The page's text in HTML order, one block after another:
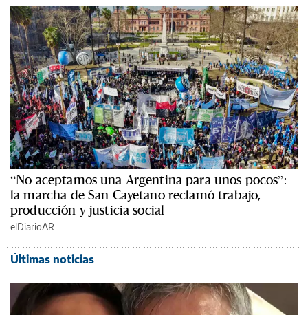
“No aceptamos una Argentina para unos pocos”:
la marcha de San Cayetano reclamó trabajo,
producción y justicia social
elDiarioAR
Últimas noticias